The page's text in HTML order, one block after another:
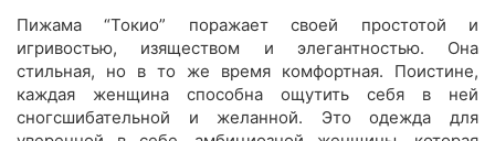
Пижама “Токио” поражает своей простотой и
игривостью, изяществом и элегантностью. Она
стильная, но в то же время комфортная. Поистине,
каждая женщина способна ощутить себя в ней
сногсшибательной и желанной. Это одежда для